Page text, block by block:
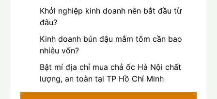
Khởi nghiệp kinh doanh nên bắt đầu từ
đâu?
Kinh doanh bún đậu mắm tôm cần bao
nhiêu vốn?
Bật mí địa chỉ mua chả ốc Hà Nội chất
lượng, an toàn tại TP Hồ Chí Minh